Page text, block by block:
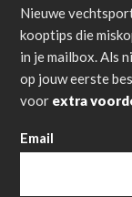
Nieuwe
kooptips die
in je mailbox. Als
op jouw eerste
voor extra
Email